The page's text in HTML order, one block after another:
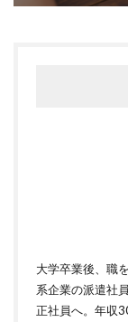
大学卒業後、職
系企業の派遣社
正社員へ。年収